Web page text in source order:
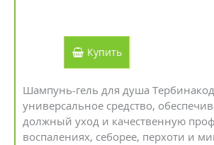
Купить
Шампунь-гель для душа
универсальное средство,
должный уход и качественную
воспалениях, себорее, перхоти и